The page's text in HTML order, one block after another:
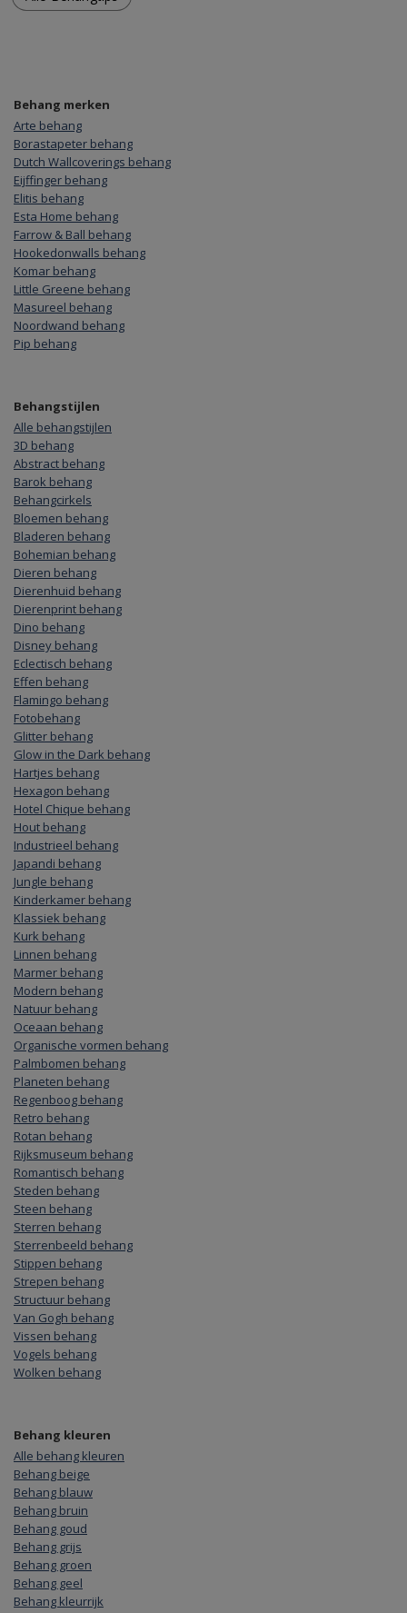
Behang merken
Arte behang
Borastapeter behang
Dutch Wallcoverings behang
Eijffinger behang
Elitis behang
Esta Home behang
Farrow & Ball behang
Hookedonwalls behang
Komar behang
Little Greene behang
Masureel behang
Noordwand behang
Pip behang
Behangstijlen
Alle behangstijlen
3D behang
Abstract behang
Barok behang
Behangcirkels
Bloemen behang
Bladeren behang
Bohemian behang
Dieren behang
Dierenhuid behang
Dierenprint behang
Dino behang
Disney behang
Eclectisch behang
Effen behang
Flamingo behang
Fotobehang
Glitter behang
Glow in the Dark behang
Hartjes behang
Hexagon behang
Hotel Chique behang
Hout behang
Industrieel behang
Japandi behang
Jungle behang
Kinderkamer behang
Klassiek behang
Kurk behang
Linnen behang
Marmer behang
Modern behang
Natuur behang
Oceaan behang
Organische vormen behang
Palmbomen behang
Planeten behang
Regenboog behang
Retro behang
Rotan behang
Rijksmuseum behang
Romantisch behang
Steden behang
Steen behang
Sterren behang
Sterrenbeeld behang
Stippen behang
Strepen behang
Structuur behang
Van Gogh behang
Vissen behang
Vogels behang
Wolken behang
Behang kleuren
Alle behang kleuren
Behang beige
Behang blauw
Behang bruin
Behang goud
Behang grijs
Behang groen
Behang geel
Behang kleurrijk